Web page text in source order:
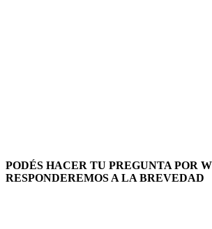
PODÉS HACER TU PREGUNTA POR
RESPONDEREMOS A LA BREVEDAD